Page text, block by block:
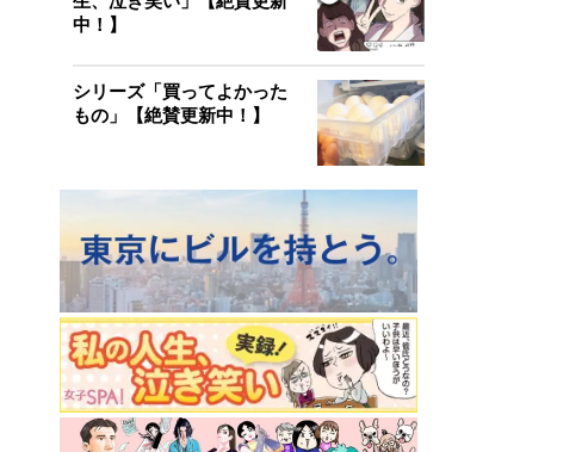
中！】
シリーズ「買ってよかった
もの」【絶賛更新中！】